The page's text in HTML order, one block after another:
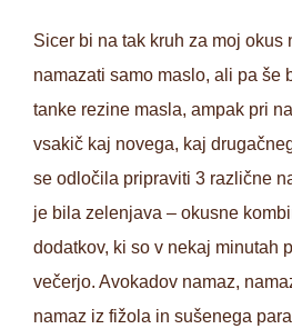
Sicer bi na tak kruh za moj okus
namazati samo maslo, ali pa še
tanke rezine masla, ampak pri
vsakič kaj novega, kaj
se odločila pripraviti 3 različne
je bila zelenjava – okusne
dodatkov, ki so v nekaj minutah
večerjo. Avokadov namaz,
namaz iz fižola in sušenega